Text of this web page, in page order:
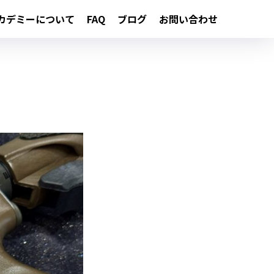
デミーについて FAQ ブログ お問い合わせ